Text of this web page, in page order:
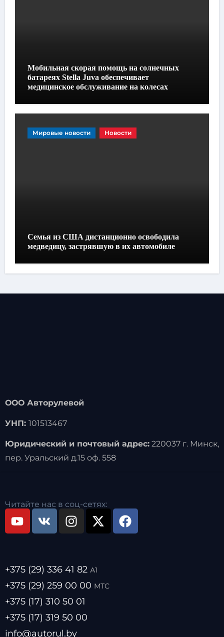
Мобильная скорая помощь на солнечных
батареях Stella Juva обеспечивает
медицинское обслуживание на колесах
Мировые новости Новости
Семья из США дистанционно освободила
медведицу, застрявшую в их автомобиле
ООО Авторулевой
УНП: 101513467
Юридический и почтовый адрес:220037 г. Минск,
пер. Уральский д.15 оф. 558
Читайте нас в соц-сетях:
+375 (29) 336 41 82 А1
+375 (29) 259 00 00 МТС
+375 (17) 310 50 01
+375 (17) 319 50 00
info@autorul.by